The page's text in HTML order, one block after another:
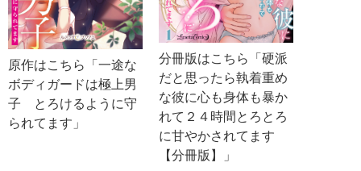
原作はこちら「一途な
ボディガードは極上男
子 とろけるように守
られてます」
分冊版はこちら「硬派
だと思ったら執着重め
な彼に心も身体も暴か
れて２４時間とろとろ
に甘やかされてます
【分冊版】」